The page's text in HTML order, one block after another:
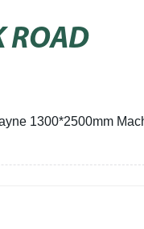
ROAD
1300*2500mm